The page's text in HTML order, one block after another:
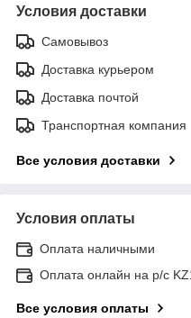
Условия доставки
Самовывоз
Доставка курьером
Доставка почтой
Транспортная компания
Все условия доставки
Условия оплаты
Оплата наличными
Оплата онлайн на р/с
Все условия оплаты